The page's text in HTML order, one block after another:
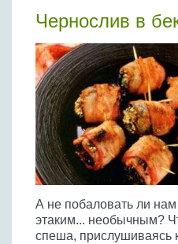
Чернослив в
А не побаловать ли
этаким... необычным?
спеша, прислушиваясь